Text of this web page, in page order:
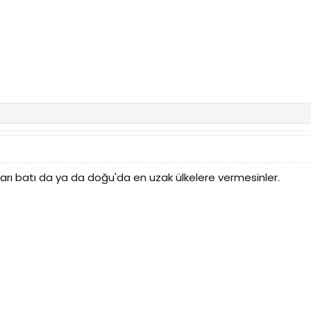
batı da ya da doğu'da en uzak ülkelere vermesinler.